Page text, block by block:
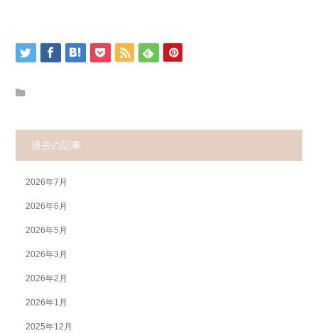
過去の記事
2026年7月
2026年6月
2026年5月
2026年3月
2026年2月
2026年1月
2025年12月